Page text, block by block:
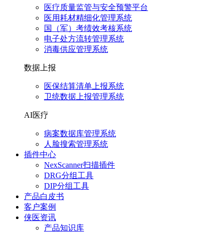
医疗质量监管与安全预警平台
医用耗材精细化管理系统
国（军）考绩效考核系统
电子处方流转管理系统
消毒供应管理系统
数据上报
医保结算清单上报系统
卫统数据上报管理系统
AI医疗
病案数据库管理系统
人脸搜索管理系统
插件中心
NexScanner扫描插件
DRG分组工具
DIP分组工具
产品白皮书
客户案例
侠医资讯
产品知识库